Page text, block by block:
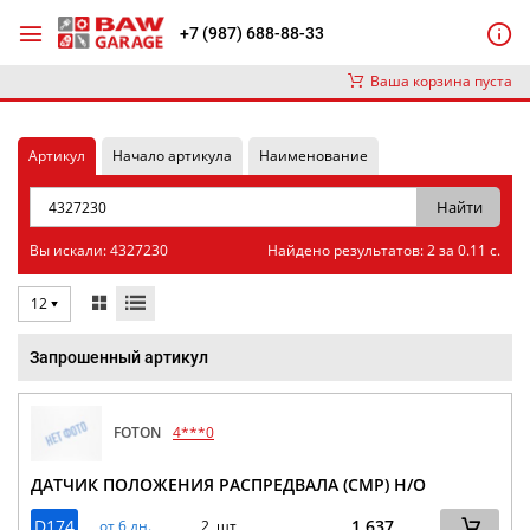
+7 (987) 688-88-33
Ваша корзина пуста
Артикул Начало артикула Наименование
Вы искали: 4327230 Найдено результатов: 2 за 0.11 с.
12
Запрошенный артикул
FOTON 4***0
ДАТЧИК ПОЛОЖЕНИЯ РАСПРЕДВАЛА (CMP) Н/О
от 6 дн. 2 шт